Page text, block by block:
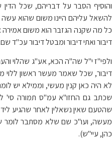
והוסיף הסבר על דבריהם, שכל הדין
להשאל עליהם היינו משום שהוא
כל מה שקנה הגזבר הוא משום
דיבור ואתי דיבור ומבטל דיבור עכ"ד שם.
ולפי"ז י"ל שה"ה הכא, אע"ג שהלוי
דיבור, שכל שאמר מעשר ראשון ללוי
לא היה כאן קנין מעשי, וממילא יש
שכתב גם החזו"א עמ"ס תמורה סי'
שהטעם שאין נשאלין לאחר שהגיע
מעשה, ועו"כ שם שלא מסתבר לומר
כהן, עיי"ש).